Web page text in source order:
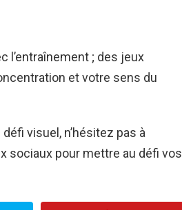
l’entraînement ; des jeux
et votre sens du
visuel, n’hésitez pas à
sociaux pour mettre au défi vos